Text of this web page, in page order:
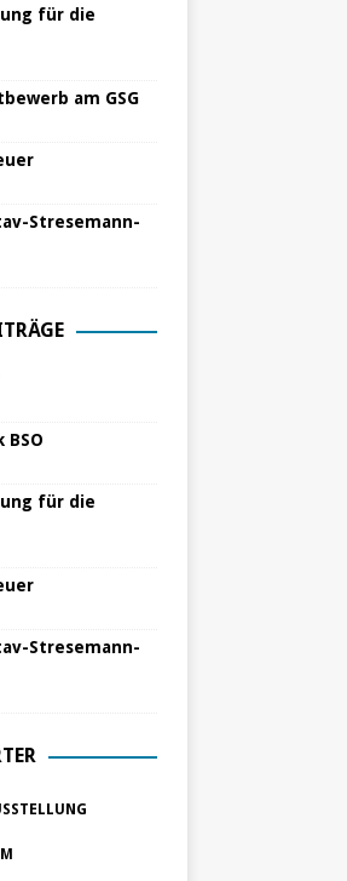
für die
am GSG
Stresemann-
für die
Stresemann-